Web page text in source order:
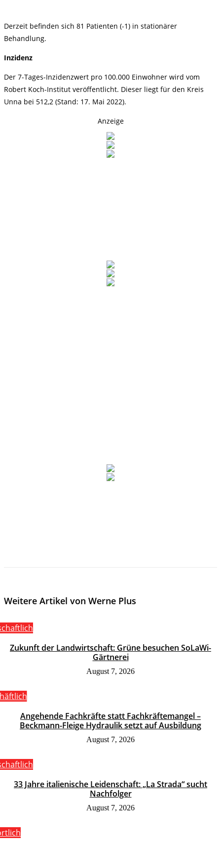
Derzeit befinden sich 81 Patienten (-1) in stationärer
Behandlung.
Inzidenz
Der 7-Tages-Inzidenzwert pro 100.000 Einwohner wird vom
Robert Koch-Institut veröffentlicht. Dieser liegt für den Kreis
Unna bei 512,2 (Stand: 17. Mai 2022).
Anzeige
Weitere Artikel von Werne Plus
Zukunft der Landwirtschaft: Grüne besuchen SoLaWi-
Gärtnerei
August 7, 2026
Angehende Fachkräfte statt Fachkräftemangel –
Beckmann-Fleige Hydraulik setzt auf Ausbildung
August 7, 2026
33 Jahre italienische Leidenschaft: „La Strada“ sucht
Nachfolger
August 7, 2026